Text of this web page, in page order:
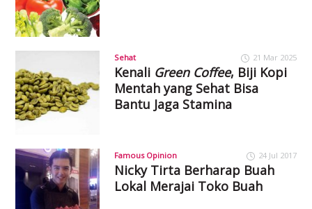
Sehat 21 Mar 2025
Kenali Green Coffee, Biji Kopi
Mentah yang Sehat Bisa
Bantu Jaga Stamina
Famous Opinion 24 Jul 2017
Nicky Tirta Berharap Buah
Lokal Merajai Toko Buah